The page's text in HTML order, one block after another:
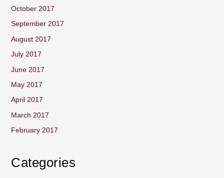
October 2017
September 2017
August 2017
July 2017
June 2017
May 2017
April 2017
March 2017
February 2017
Categories